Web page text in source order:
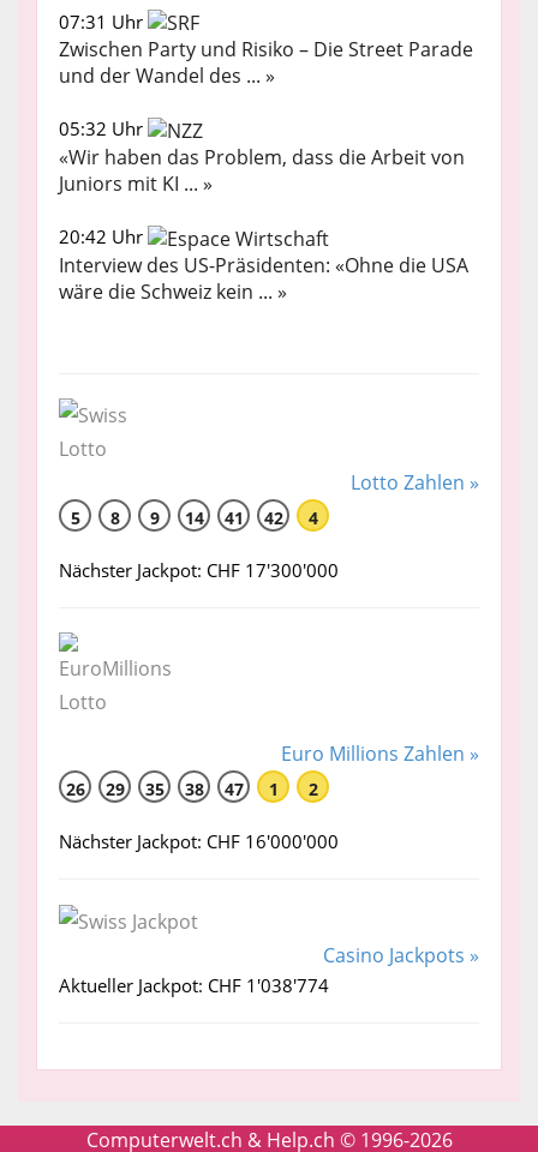
07:31 Uhr
Zwischen Party und Risiko – Die Street Parade
und der Wandel des ... »
05:32 Uhr
«Wir haben das Problem, dass die Arbeit von
Juniors mit KI ... »
20:42 Uhr
Interview des US-Präsidenten: «Ohne die USA
wäre die Schweiz kein ... »
Lotto Zahlen »
5 8 9 14 41 42 4
Nächster Jackpot: CHF 17'300'000
Euro Millions Zahlen »
26 29 35 38 47 1 2
Nächster Jackpot: CHF 16'000'000
Casino Jackpots »
Aktueller Jackpot: CHF 1'038'774
Computerwelt.ch & Help.ch © 1996-2026